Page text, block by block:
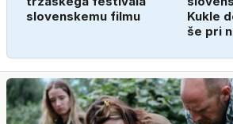
slovenskemu filmu
Kukle
še pri